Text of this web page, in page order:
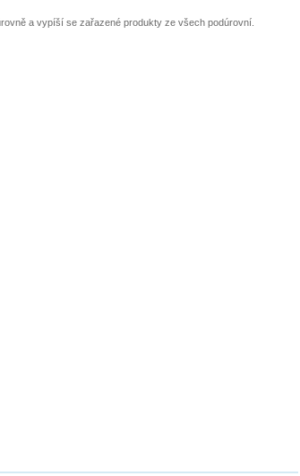
a vypíší se zařazené produkty ze všech podúrovní.